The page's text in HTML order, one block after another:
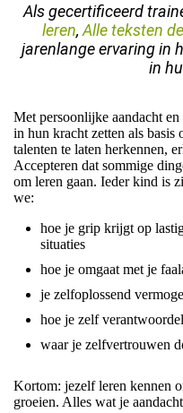
Als gecertificeerd
leren, Alle teksten
jarenlange ervaring in
in
Met persoonlijke aandacht
in hun kracht zetten als basis
talenten te laten herkennen,
Accepteren dat sommige
om leren gaan. Ieder kind is
we:
hoe je grip krijgt op
situaties
hoe je omgaat met je
je zelfoplossend
hoe je zelf
waar je
Kortom: jezelf leren kennen
groeien. Alles wat je